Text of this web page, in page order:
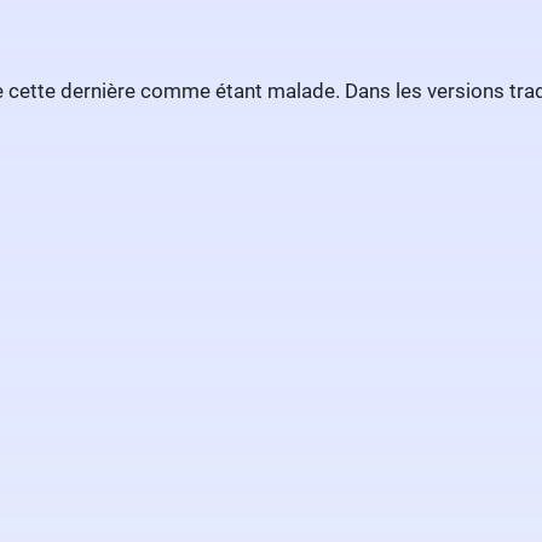
dernière comme étant malade. Dans les versions